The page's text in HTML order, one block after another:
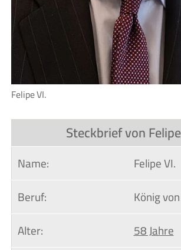
Felipe VI.
Steckbrief von
Name:
Felipe VI.
Beruf:
König
Alter:
58 Jahre